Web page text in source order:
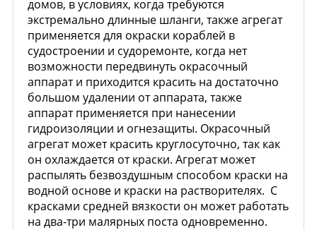
домов, в условиях, когда требуются
экстремально длинные шланги, также агрегат
применяется для окраски кораблей в
судостроении и судоремонте, когда нет
возможности передвинуть окрасочный
аппарат и приходится красить на достаточно
большом удалении от аппарата, также
аппарат применяется при нанесении
гидроизоляции и огнезащиты. Окрасочный
агрегат может красить круглосуточно, так как
он охлаждается от краски. Агрегат может
распылять безвоздушным способом краски на
водной основе и краски на растворителях. С
красками средней вязкости он может работать
на два-три малярных поста одновременно.